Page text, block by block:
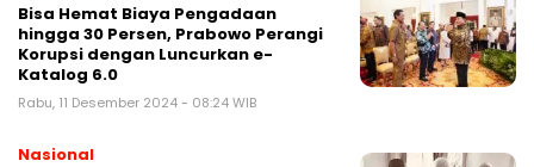
Bisa Hemat Biaya Pengadaan
hingga 30 Persen, Prabowo Perangi
Korupsi dengan Luncurkan e-
Katalog 6.0
Rabu, 11 Desember 2024 - 08:24 WIB
Nasional